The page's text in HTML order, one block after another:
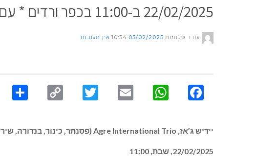
22/02/2025 ב-11:00 בכפר ורדים * עם מיכאל אגרה, אנה אגרה ונאינה דורושנקו
עודד שלומות 05/02/2025
10:34 אין תגובות
Facebook
WhatsApp
Email
Twitter
Copy
יידיש ג’אז, Agre International Trio (פסנתר, כינור, בנדורה, שירה)
22/02/2025, שבת, 11:00